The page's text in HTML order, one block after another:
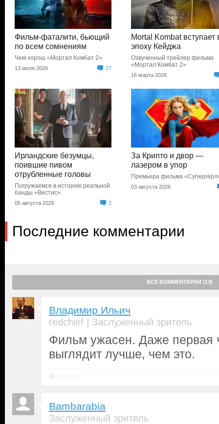
Фильм-фаталити, бьющий
по всем сомнениям
Чем хорош «Мортал Комбат 2»
13 июля 2026 27
Mortal Kombat вступает
эпоху Кейджа
Озвученный трейлер фильма
«Мортал Комбат 2»
16 марта 2026
Ирландские безумцы,
поившие пивом
отрубленные головы
Погружаемся в историю реальной
банды «Вестис»
05 августа 2026 2
За Крипто и двор —
лазером в упор
Премьера фильма
03 августа 2026
Последние комментарии
ВСЕ КОММЕНТАРИИ (13)
Владимир Ильич
redchief | Заслуженный зритель
Фильм ужасен. Даже первая
выглядит лучше, чем это.
Bambarabia
Заслуженный зритель